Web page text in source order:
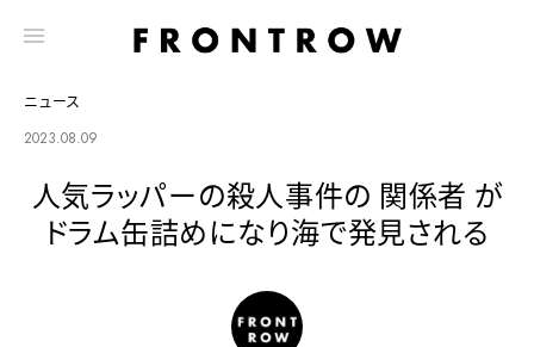
ニュース
2023.08.09
人気ラッパーの殺人事件の 関係者 が
ドラム缶詰めになり海で発見される